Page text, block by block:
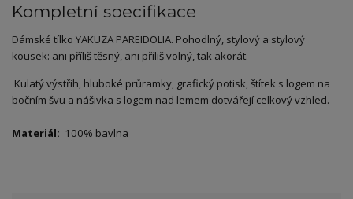
Kompletní specifikace
Dámské tílko YAKUZA PAREIDOLIA. Pohodlný, stylový a stylový
kousek: ani příliš těsný, ani příliš volný, tak akorát.
Kulatý výstřih, hluboké průramky, grafický potisk, štítek s logem na
bočním švu a nášivka s logem nad lemem dotvářejí celkový vzhled.
Materiál: 100% bavlna